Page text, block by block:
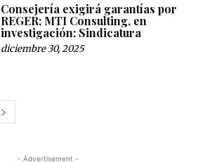
Consejería exigirá garantías por
REGER; MTI Consulting, en
investigación: Sindicatura
diciembre 30, 2025
- Advertisement -